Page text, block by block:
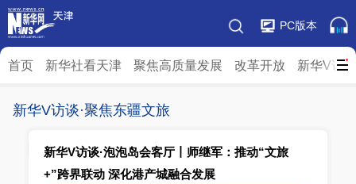
PC版本
首页 新华社看天津 聚焦高质量发展 改革开放 新华V访谈
新华V访谈·聚焦东疆文旅
新华V访谈·泡泡岛会客厅丨师继军：推动“文旅
+”跨界联动 深化港产城融合发展